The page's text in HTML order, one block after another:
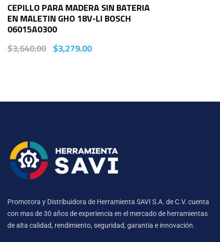
CEPILLO PARA MADERA SIN BATERIA
EN MALETIN GHO 18V-LI BOSCH
06015A0300
$3,640.00 $3,279.00
Promotora y Distribuidora de Herramienta SAVI S.A. de C.V. cuenta
con mas de 30 años de experiencia en el mercado de herramientas
de alta calidad, rendimiento, seguridad, garantía e innovación.